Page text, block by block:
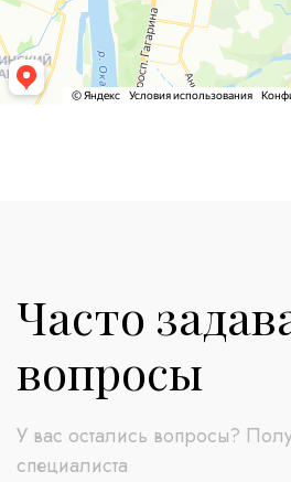
Часто
вопросы
У вас остались вопросы?
специалиста